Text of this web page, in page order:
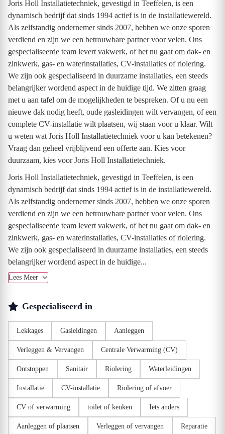
Joris Holl Installatietechniek, gevestigd in Teeffelen, is een
dynamisch bedrijf dat sinds 1994 actief is in de installatiewereld.
Als zelfstandig ondernemer sinds 2007, hebben we onze sporen
verdiend en zijn we een betrouwbare partner voor velen. Ons
gespecialiseerde team levert vakwerk, of het nu gaat om dak- en
zinkwerk, gas- en waterinstallaties, CV-installaties of riolering.
We zijn ook gespecialiseerd in duurzame installaties, een steeds
belangrijker wordend aspect in de huidige tijd. We zitten graag
met u aan tafel om de mogelijkheden te bespreken. Of u nu een
nieuwe dak nodig heeft, oude gasleidingen wilt vervangen, of een
complete CV-installatie wilt plaatsen, wij staan voor u klaar. Wilt
u weten wat Joris Holl Installatietechniek voor u kan betekenen?
Vraag dan geheel vrijblijvend een offerte aan. Kies voor
duurzaam, kies voor Joris Holl Installatietechniek.
Joris Holl Installatietechniek, gevestigd in Teeffelen, is een
dynamisch bedrijf dat sinds 1994 actief is in de installatiewereld.
Als zelfstandig ondernemer sinds 2007, hebben we onze sporen
verdiend en zijn we een betrouwbare partner voor velen. Ons
gespecialiseerde team levert vakwerk, of het nu gaat om dak- en
zinkwerk, gas- en waterinstallaties, CV-installaties of riolering.
We zijn ook gespecialiseerd in duurzame installaties, een steeds
belangrijker wordend aspect in de huidige...
Lees Meer
Gespecialiseerd in
Lekkages Gasleidingen Aanleggen
Verleggen & Vervangen Centrale Verwarming (CV)
Ontstoppen Sanitair Riolering Waterleidingen
Installatie CV-installatie Riolering of afvoer
CV of verwarming toilet of keuken Iets anders
Aanleggen of plaatsen Verleggen of vervangen Reparatie